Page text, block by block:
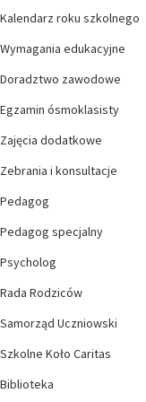
Kalendarz roku szkolnego
Wymagania edukacyjne
Doradztwo zawodowe
Egzamin ósmoklasisty
Zajęcia dodatkowe
Zebrania i konsultacje
Pedagog
Pedagog specjalny
Psycholog
Rada Rodziców
Samorząd Uczniowski
Szkolne Koło Caritas
Biblioteka